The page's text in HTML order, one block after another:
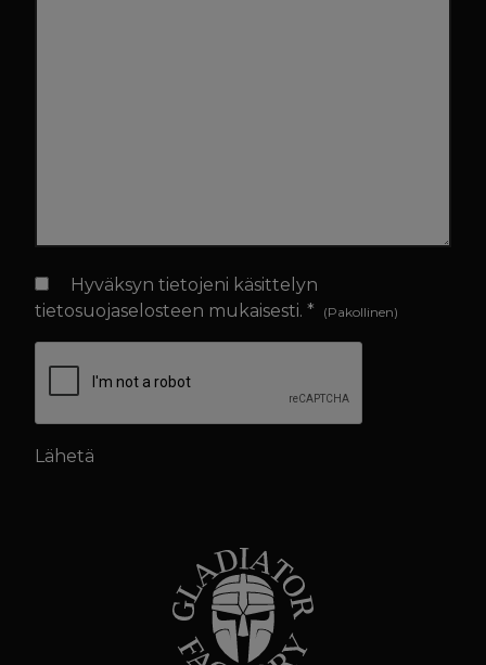
Tietosuojaselosteen hyväksyntä
Hyväksyn tietojeni käsittelyn
tietosuojaselosteen mukaisesti. * (Pakollinen)
Lähetä